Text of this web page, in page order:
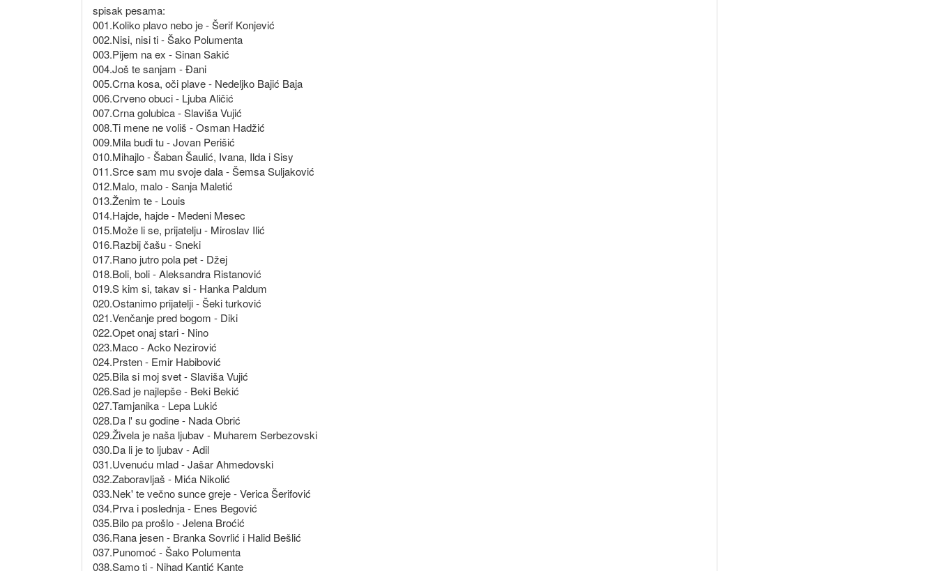
spisak pesama:
001.Koliko plavo nebo je - Šerif Konjević
002.Nisi, nisi ti - Šako Polumenta
003.Pijem na ex - Sinan Sakić
004.Još te sanjam - Đani
005.Crna kosa, oči plave - Nedeljko Bajić Baja
006.Crveno obuci - Ljuba Aličić
007.Crna golubica - Slaviša Vujić
008.Ti mene ne voliš - Osman Hadžić
009.Mila budi tu - Jovan Perišić
010.Mihajlo - Šaban Šaulić, Ivana, Ilda i Sisy
011.Srce sam mu svoje dala - Šemsa Suljaković
012.Malo, malo - Sanja Maletić
013.Ženim te - Louis
014.Hajde, hajde - Medeni Mesec
015.Može li se, prijatelju - Miroslav Ilić
016.Razbij čašu - Sneki
017.Rano jutro pola pet - Džej
018.Boli, boli - Aleksandra Ristanović
019.S kim si, takav si - Hanka Paldum
020.Ostanimo prijatelji - Šeki turković
021.Venčanje pred bogom - Diki
022.Opet onaj stari - Nino
023.Maco - Acko Nezirović
024.Prsten - Emir Habibović
025.Bila si moj svet - Slaviša Vujić
026.Sad je najlepše - Beki Bekić
027.Tamjanika - Lepa Lukić
028.Da l' su godine - Nada Obrić
029.Živela je naša ljubav - Muharem Serbezovski
030.Da li je to ljubav - Adil
031.Uvenuću mlad - Jašar Ahmedovski
032.Zaboravljaš - Mića Nikolić
033.Nek' te večno sunce greje - Verica Šerifović
034.Prva i poslednja - Enes Begović
035.Bilo pa prošlo - Jelena Broćić
036.Rana jesen - Branka Sovrlić i Halid Bešlić
037.Punomoć - Šako Polumenta
038.Samo ti - Nihad Kantić Kante